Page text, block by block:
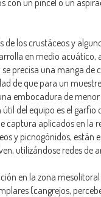
de los crustáceos y
en medio
precisa una manga
de que para un
embocadura de
del equipo es el garfio
captura aplicados en
y picnogónidos, están
utilizándose redes de
en la zona
(cangrejos,